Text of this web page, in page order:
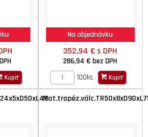
Kúpiť
Na objednávku
352,94 €s DPH
286,94 €bez DPH
100ks
Kúpiť